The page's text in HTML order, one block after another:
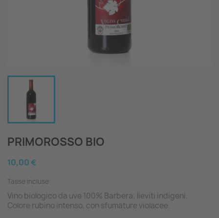
PRIMOROSSO BIO
10,00 €
Tasse incluse
Vino biologico da uve 100% Barbera; lieviti indigeni.
Colore rubino intenso, con sfumature violacee.